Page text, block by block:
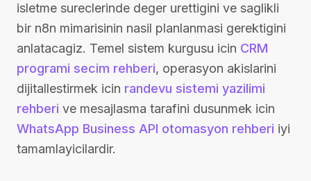
isletme sureclerinde deger urettigini ve saglikli
bir n8n mimarisinin nasil planlanmasi gerektigini
anlatacagiz. Temel sistem kurgusu icin CRM
programi secim rehberi, operasyon akislarini
dijitallestirmek icin randevu sistemi yazilimi
rehberi ve mesajlasma tarafini dusunmek icin
WhatsApp Business API otomasyon rehberi iyi
tamamlayicilardir.